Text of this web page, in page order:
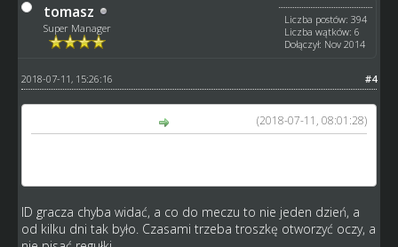
tomasz
Super Manager
Liczba postów: 394
Liczba wątków: 6
Dołączył: Nov 2014
#4
2018-07-11, 15:26:16
(2018-07-11, 08:01:28)
ID gracza chyba widać, a co do meczu to nie jeden dzień, a
od kilku dni tak było. Czasami trzeba troszkę otworzyć oczy, a